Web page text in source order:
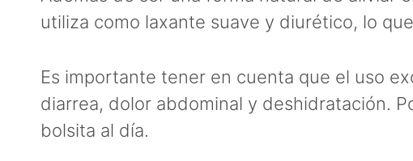
utiliza como laxante suave y diurético, lo
Es importante tener en cuenta que el uso
diarrea, dolor abdominal y deshidratación.
bolsita al día.